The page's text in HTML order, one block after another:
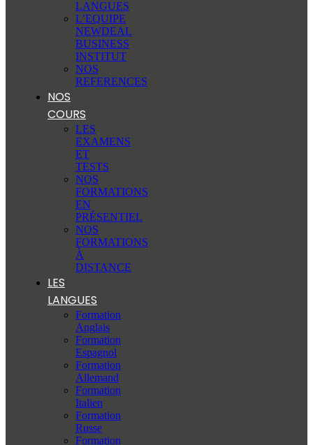
LANGUES
L’EQUIPE
NEWDEAL
BUSINESS
INSTITUT
NOS
REFERENCES
NOS
COURS
LES
EXAMENS
ET
TESTS
NOS
FORMATIONS
EN
PRÉSENTIEL
NOS
FORMATIONS
À
DISTANCE
LES
LANGUES
Formation
Anglais
Formation
Espagnol
Formation
Allemand
Formation
Italien
Formation
Russe
Formation